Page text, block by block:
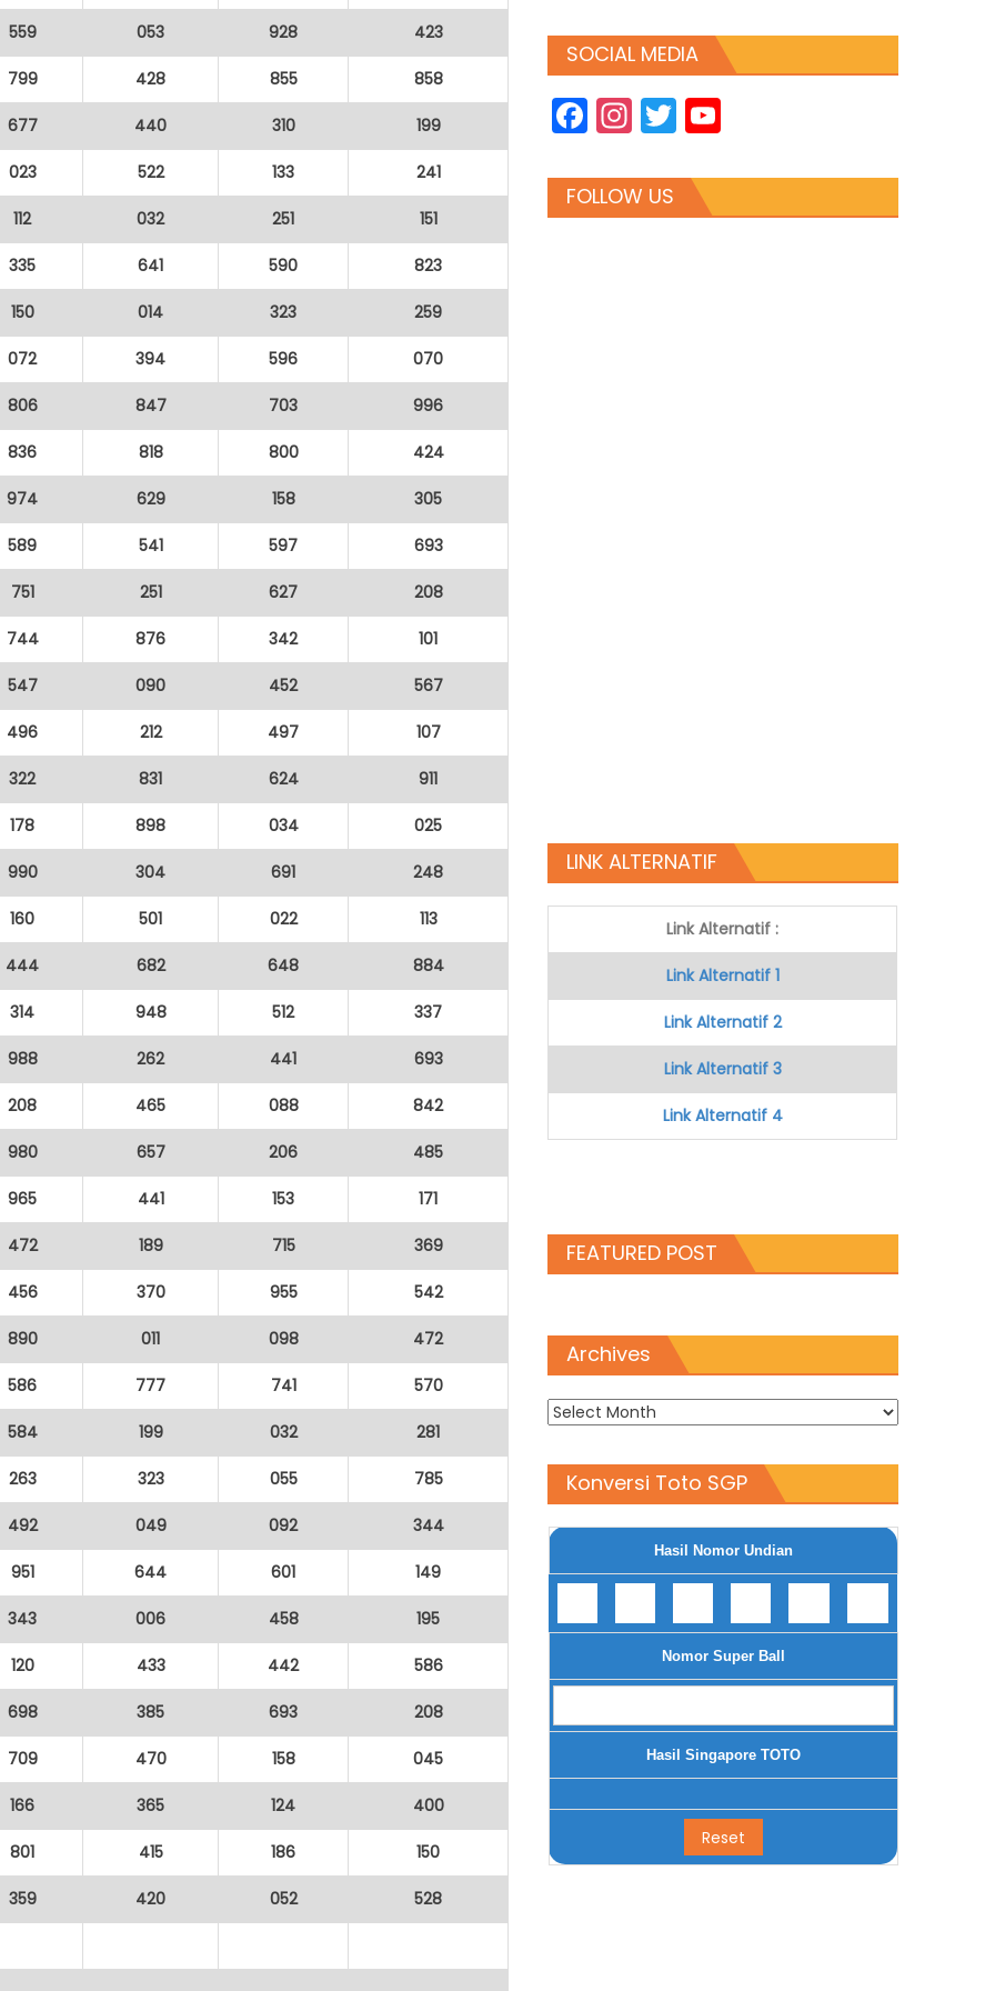
559 053 928 423
799 428 855 858
677 440 310 199
023 522 133 241
112 032 251 151
335 641 590 823
150 014 323 259
072 394 596 070
806 847 703 996
836 818 800 424
974 629 158 305
589 541 597 693
751 251 627 208
744 876 342 101
547 090 452 567
496 212 497 107
322 831 624 911
178 898 034 025
990 304 691 248
160 501 022 113
444 682 648 884
314 948 512 337
988 262 441 693
208 465 088 842
980 657 206 485
965 441 153 171
472 189 715 369
456 370 955 542
890 011 098 472
586 777 741 570
584 199 032 281
263 323 055 785
492 049 092 344
951 644 601 149
343 006 458 195
120 433 442 586
698 385 693 208
709 470 158 045
166 365 124 400
801 415 186 150
359 420 052 528
SOCIAL MEDIA
Facebook
Instagram
Twitter
FOLLOW US
LINK ALTERNATIF
Link Alternatif :
Link Alternatif 1
Link Alternatif 2
Link Alternatif 3
Link Alternatif 4
FEATURED POST
Archives
Archives
Konversi Toto SGP
Hasil Nomor Undian
Nomor Super Ball
Hasil Singapore TOTO